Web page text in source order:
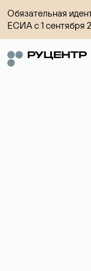
Обязательная
ЕСИА с 1 сентября